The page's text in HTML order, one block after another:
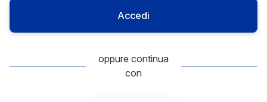
Accedi
oppure continua
con